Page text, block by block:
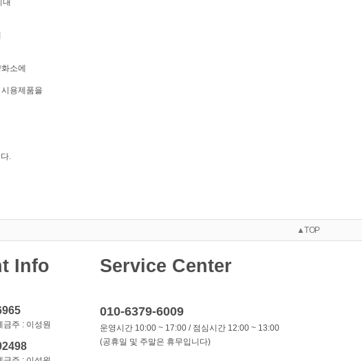
내
소에
용제품을
.
▲TOP
Info
금주 : 이성원
Service Center
010-6379-6009
운영시간 10:00 ~ 17:00 / 점심시간 12:00 ~ 13:00
(공휴일 및 주말은 휴무입니다)